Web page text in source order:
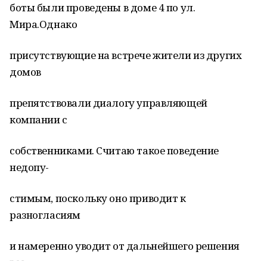
боты были проведены в доме 4 по ул.
Мира.Однако
присутствующие на встрече жители из других
домов
препятствовали диалогу управляющей
компании с
собственниками. Считаю такое поведение
недопу-
стимым, поскольку оно приводит к
разногласиям
и намеренно уводит от дальнейшего решения